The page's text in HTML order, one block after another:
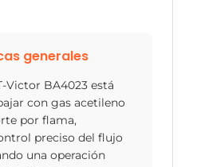
generales
Victor BA4023 está
con gas acetileno
por flama,
preciso del flujo
una operación